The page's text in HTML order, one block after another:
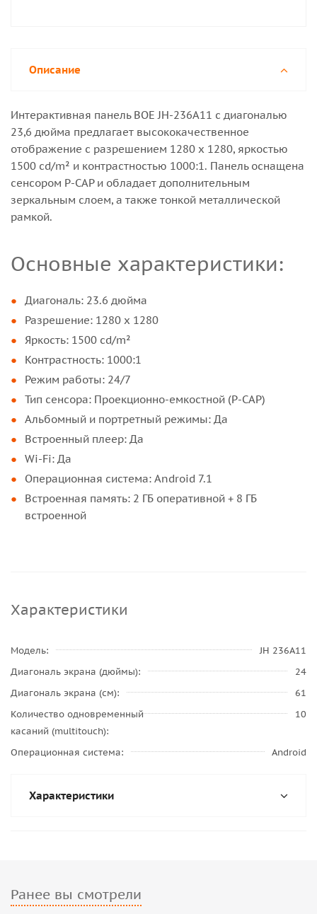
Описание
Интерактивная панель BOE JH-236A11 с диагональю
23,6 дюйма предлагает высококачественное
отображение с разрешением 1280 x 1280, яркостью
1500 cd/m² и контрастностью 1000:1. Панель оснащена
сенсором P-CAP и обладает дополнительным
зеркальным слоем, а также тонкой металлической
рамкой.
Основные характеристики:
Диагональ: 23.6 дюйма
Разрешение: 1280 x 1280
Яркость: 1500 cd/m²
Контрастность: 1000:1
Режим работы: 24/7
Тип сенсора: Проекционно-емкостной (P-CAP)
Альбомный и портретный режимы: Да
Встроенный плеер: Да
Wi-Fi: Да
Операционная система: Android 7.1
Встроенная память: 2 ГБ оперативной + 8 ГБ
встроенной
Характеристики
Модель
JH 236A11
Диагональ экрана (дюймы)
24
Диагональ экрана (см)
61
Количество одновременный
касаний (multitouch)
10
Операционная система Android
Характеристики
Ранее вы смотрели